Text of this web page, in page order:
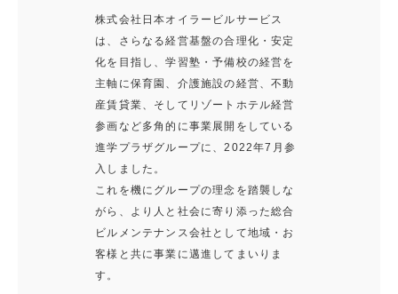
株式会社日本オイラービルサービス
は、さらなる経営基盤の合理化・安定
化を目指し、学習塾・予備校の経営を
主軸に保育園、介護施設の経営、不動
産賃貸業、そしてリゾートホテル経営
参画など多角的に事業展開をしている
進学プラザグループに、2022年7月参
入しました。
これを機にグループの理念を踏襲しな
がら、より人と社会に寄り添った総合
ビルメンテナンス会社として地域・お
客様と共に事業に邁進してまいりま
す。